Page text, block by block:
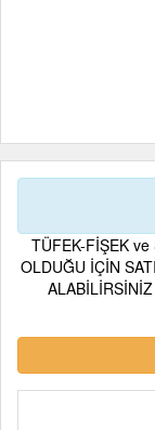
TÜFEK-FİŞEK ve
OLDUĞU İÇİN